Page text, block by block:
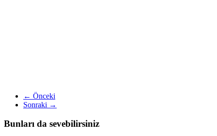
← Önceki
Sonraki →
Bunları da sevebilirsiniz